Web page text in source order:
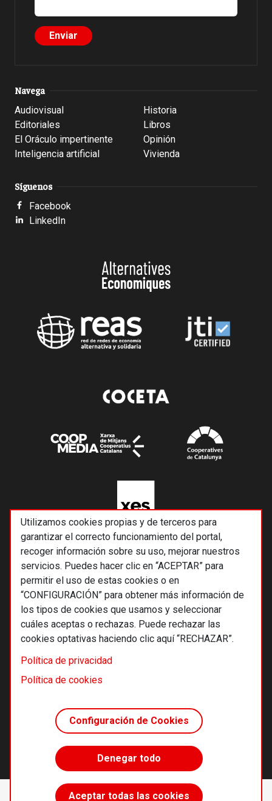
Utilizamos cookies propias y de terceros para
garantizar el correcto funcionamiento del portal,
recoger información sobre su uso, mejorar nuestros
servicios. Puedes hacer clic en “ACEPTAR” para
permitir el uso de estas cookies o en
“CONFIGURACIÓN” para obtener más información de
los tipos de cookies que usamos y seleccionar
cuáles aceptas o rechazas. Puede rechazar las
cookies optativas haciendo clic aquí “RECHAZAR”.
Política de privacidad
Política de cookies
Configuración de Cookies
Denegar todo
Aceptar todas las cookies
Accede sin límites
Navega
Audiovisual
Editoriales
El Oráculo impertinente
Inteligencia artificial
Historia
Libros
Opinión
Vivienda
Síguenos
Facebook
LinkedIn
© 2026 Alternativas económicas SCCL
Footer
Términos y condiciones de uso
Política de cookies
Principios editoriales